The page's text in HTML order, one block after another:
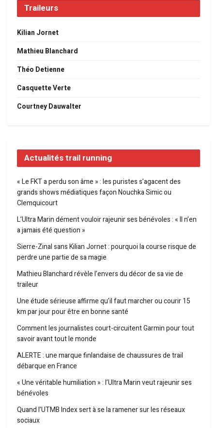
Traileurs
Kilian Jornet
Mathieu Blanchard
Théo Detienne
Casquette Verte
Courtney Dauwalter
Actualités trail running
« Le FKT a perdu son âme » : les puristes s’agacent des
grands shows médiatiques façon Nouchka Simic ou
Clemquicourt
L’Ultra Marin dément vouloir rajeunir ses bénévoles : « Il n’en
a jamais été question »
Sierre-Zinal sans Kilian Jornet : pourquoi la course risque de
perdre une partie de sa magie
Mathieu Blanchard révèle l’envers du décor de sa vie de
traileur
Une étude sérieuse affirme qu’il faut marcher ou courir 15
km par jour pour être en bonne santé
Comment les journalistes court-circuitent Garmin pour tout
savoir avant tout le monde
ALERTE : une marque finlandaise de chaussures de trail
débarque en France
« Une véritable humiliation » : l’Ultra Marin veut rajeunir ses
bénévoles
Quand l’UTMB Index sert à se la ramener sur les réseaux
sociaux